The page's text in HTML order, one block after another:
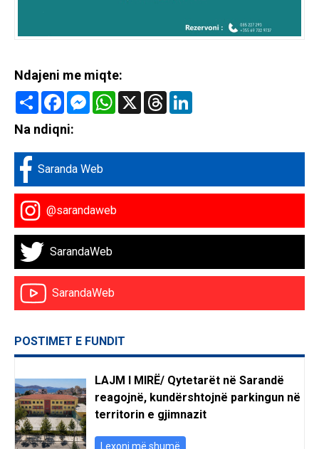
Ndajeni me miqte:
Share FacebookMessenger
WhatsApp
X Threads
Na ndiqni:
Saranda Web
@sarandaweb
SarandaWeb
SarandaWeb
POSTIMET E FUNDIT
LAJM I MIRË/ Qytetarët në Sarandë
reagojnë, kundërshtojnë parkingun në
territorin e gjimnazit
Lexoni më shumë